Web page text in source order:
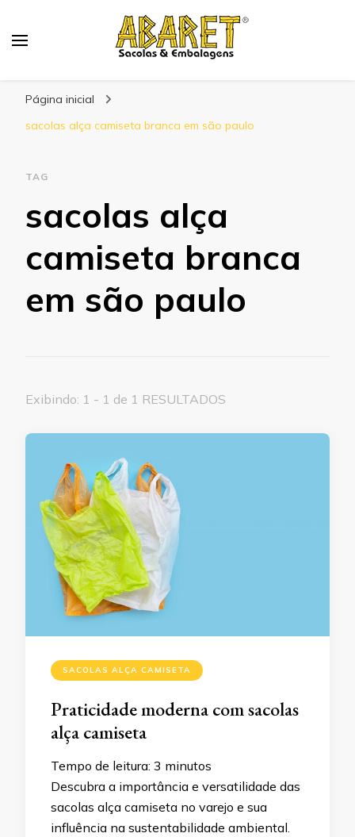
Página inicial
sacolas alça camiseta branca em são paulo
TAG
sacolas alça
camiseta branca
em são paulo
Exibindo: 1 - 1 de 1 RESULTADOS
SACOLAS ALÇA CAMISETA
Praticidade moderna com sacolas
alça camiseta
Tempo de leitura: 3 minutos
Descubra a importância e versatilidade das
sacolas alça camiseta no varejo e sua
influência na sustentabilidade ambiental.